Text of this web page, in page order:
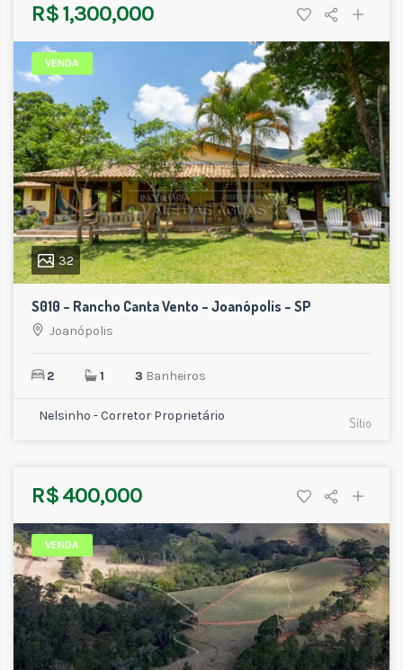
R$ 1,300,000
VENDA
32
S010 – Rancho Canta Vento – Joanópolis – SP
Joanópolis
2 1 3 Banheiros
Nelsinho - Corretor Proprietário Sítio
R$ 400,000
VENDA